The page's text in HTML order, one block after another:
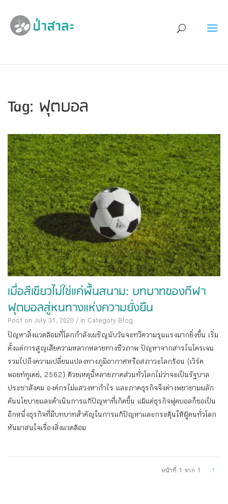
Tag: ฟุตบอล
เมื่อสีเขียวไม่ใช่แค่พื้นสนาม: บทบาทของกีฬา
ฟุตบอลสู่หนทางแห่งความยั่งยืน
Post on July 31, 2020 / in Category Blog
ปัญหาสิ่งแวดล้อมที่โลกกำลังเผชิญนับวันจะทวีความรุนแรงมากยิ่งขึ้น เริ่ม
ตั้งแต่การสูญเสียความหลากหลายทางชีวภาพ ปัญหาจากสารไนโตรเจน
รวมไปถึงความเปลี่ยนแปลงทางภูมิอากาศหรือสภาวะโลกร้อน (เวิร์ค
พอยท์ทูเดย์, 2562) ด้วยเหตุนี้หลายภาคส่วนทั่วโลกไม่ว่าจะเป็นรัฐบาล
ประชาสังคม องค์กรไม่แสวงหากำไร และภาคธุรกิจจึงต่างพยายามผลัก
ดันนโยบายและดำเนินการแก้ปัญหาที่เกิดขึ้น แม้แต่ธุรกิจฟุตบอลก็ขอเป็น
อีกหนึ่งธุรกิจที่มีบทบาทสำคัญในการแก้ปัญหาและกระตุ้นให้ผู้คนทั่วโลก
หันมาสนใจเรื่องสิ่งแวดล้อม
หน้าที่ 1 จาก 1 1